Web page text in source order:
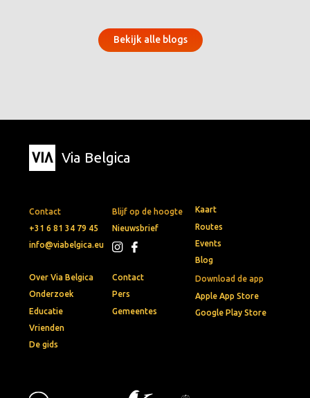
Bekijk alle blogs
Via Belgica
Contact
+31 6 81 34 79 45
info@viabelgica.eu
Blijf op de hoogte
Nieuwsbrief
Download de app
Apple App Store
Google Play Store
Kaart
Routes
Events
Blog
Over Via Belgica
Onderzoek
Educatie
Vrienden
De gids
Contact
Pers
Gemeentes